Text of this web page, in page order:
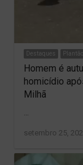
Destaques
Homem é
homicídio
Milhã
…
setembro 25,